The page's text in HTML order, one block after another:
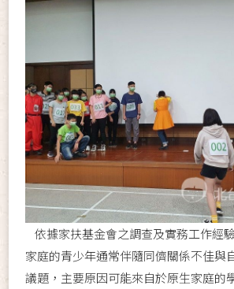
依據家扶基金會之調查及實務工作經
家庭的青少年通常伴隨同儕關係不佳與
議題，主要原因可能來自於原生家庭的